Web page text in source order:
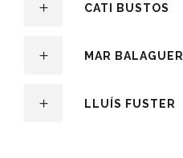
CATI BUSTOS
MAR BALAGUER
LLUÍS FUSTER